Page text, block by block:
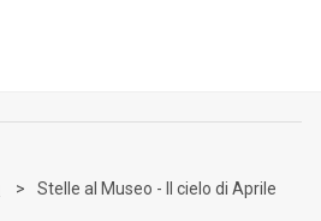
Stelle al Museo - Il cielo di Aprile